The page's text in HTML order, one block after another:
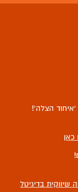
הצלה’!
כאן
שיווקית בדיגיטל